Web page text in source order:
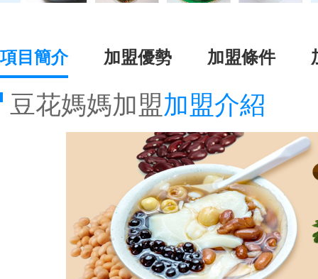
項目簡介 加盟優勢 加盟條件
豆花媽媽加盟加盟介紹